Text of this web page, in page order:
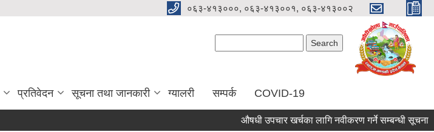
०६३-४१३०००, ०६३-४१३००१, ०६३-४१३००२
प्रतिवेदन सूचना तथा जानकारी ग्यालरी सम्पर्क COVID-19
औषधी उपचार खर्चका लागि नवीकरण गर्ने सम्बन्धी सूचना